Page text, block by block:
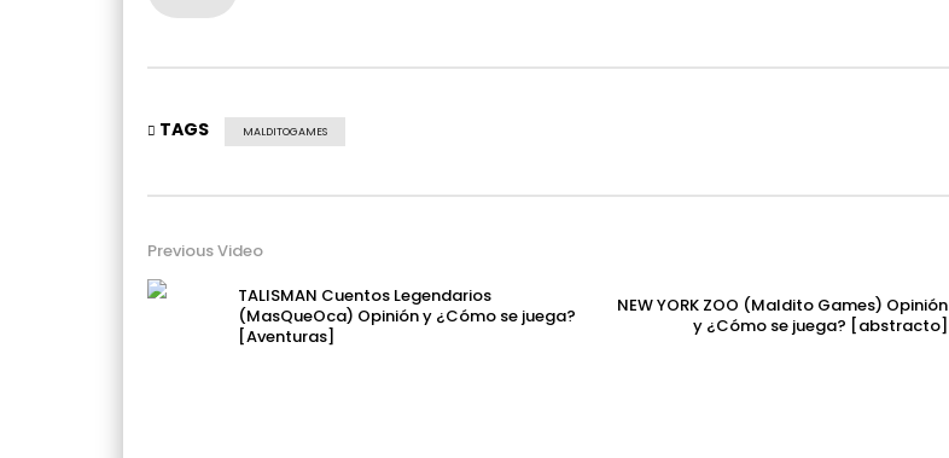
TAGS MALDITOGAMES
Previous Video
TALISMAN Cuentos Legendarios
(MasQueOca) Opinión y ¿Cómo se juega?
[Aventuras]
NEW YORK ZOO (Maldito Games) Opinión
y ¿Cómo se juega? [abstracto]